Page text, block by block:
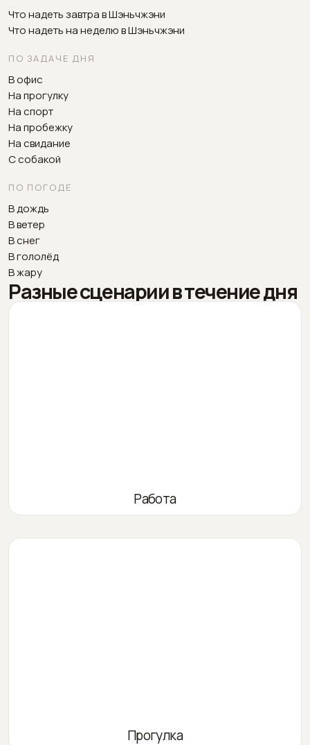
Что надеть завтра в Шэньчжэни
Что надеть на неделю в Шэньчжэни
ПО ЗАДАЧЕ ДНЯ
В офис
На прогулку
На спорт
На пробежку
На свидание
С собакой
ПО ПОГОДЕ
В дождь
В ветер
В снег
В гололёд
В жару
Разные сценарии в течение дня
Работа
Прогулка